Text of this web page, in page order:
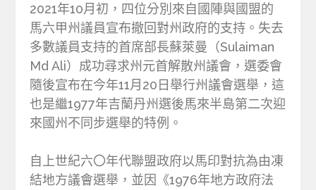
2021年10月初，四位分別來自國陣與國盟的
馬六甲州議員宣布撤回對州政府的支持。失去
多數議員支持的首席部長蘇萊曼（Sulaiman
Md Ali）成功尋求州元首解散州議會，選委會
隨後宣布在今年11月20日舉行州議會選舉，這
也是繼1977年吉蘭丹州選後馬來半島第二次迎
來國州不同步選舉的特例。
自上世紀六〇年代聯盟政府以馬印對抗為由凍
結地方議會選舉，並因《1976年地方政府法